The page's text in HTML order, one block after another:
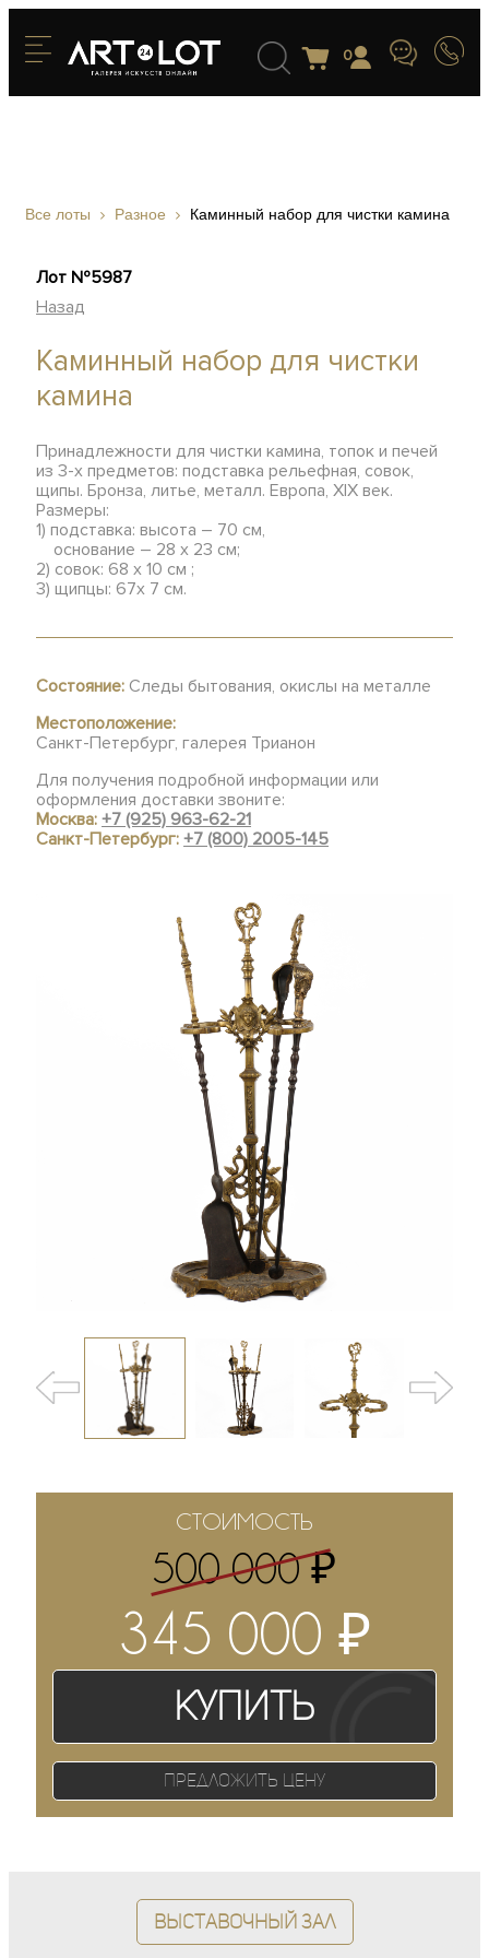
0
Все лоты Разное Каминный набор для чистки камина
Лот №5987
Назад
Каминный набор для чистки
камина
Принадлежности для чистки камина, топок и печей
из 3-х предметов: подставка рельефная, совок,
щипы. Бронза, литье, металл. Европа, XIX век.
Размеры:
1) подставка: высота – 70 см,
основание – 28 х 23 см;
2) совок: 68 х 10 см ;
3) щипцы: 67х 7 см.
Состояние: Следы бытования, окислы на металле
Местоположение:
Санкт-Петербург, галерея Трианон
Для получения подробной информации или
оформления доставки звоните:
Москва:+7 (925) 963-62-21
Санкт-Петербург:+7 (800) 2005-145
СТОИМОСТЬ
500 000₽
345 000 ₽
Купить
Предложить цену
Выставочный зал